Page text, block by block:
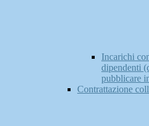
Incarichi
dipendenti
pubblicare
Contrattazione